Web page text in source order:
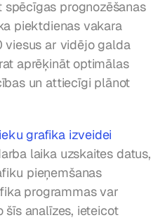
prognozēšanas
piektdienas vakara
viesus ar vidējo galda
aprēķināt optimālas
un attiecīgi plānot
grafika izveidei
laika uzskaites datus,
pieņemšanas
programmas var
šīs analīzes, ieteicot